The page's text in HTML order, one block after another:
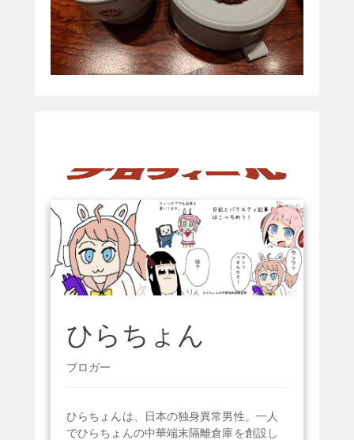
ひらちょん
ブロガー
ひらちょんは、日本の独身異常男性。一人
でひらちょんの中華端末隔離倉庫を創設し